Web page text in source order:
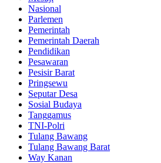
Nasional
Parlemen
Pemerintah
Pemerintah Daerah
Pendidikan
Pesawaran
Pesisir Barat
Pringsewu
Seputar Desa
Sosial Budaya
Tanggamus
TNI-Polri
Tulang Bawang
Tulang Bawang Barat
Way Kanan